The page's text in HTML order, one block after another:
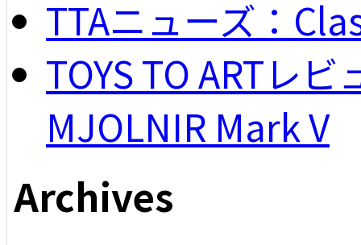
TTAニューズ：
TOYS TO ARTレ
MJOLNIR Mark V
Archives